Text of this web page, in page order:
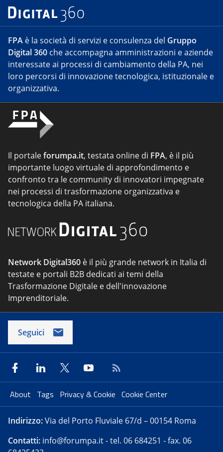
FPA è la società di servizi e consulenza del Gruppo
Digital 360 che accompagna amministrazioni e aziende
interessate ai processi di cambiamento della PA, nei
loro percorsi di innovazione tecnologica, istituzionale e
organizzativa.
Il portaleforumpa.it, testata online di FPA, è il più
importante luogo virtuale di approfondimento e
confronto tra le community di innovatori impegnate
nei processi di trasformazione organizzativa e
tecnologica della PA italiana.
Network Digital360 è il più grande network in Italia di
testate e portali B2B dedicati ai temi della
Trasformazione Digitale e dell'innovazione
Imprenditoriale.
Seguici
About Tags Privacy & Cookie Cookie Center
Indirizzo:Via del Porto Fluviale 67/d – 00154 Roma
Contatti: info@forumpa.it- tel. 06 684251 - fax. 06